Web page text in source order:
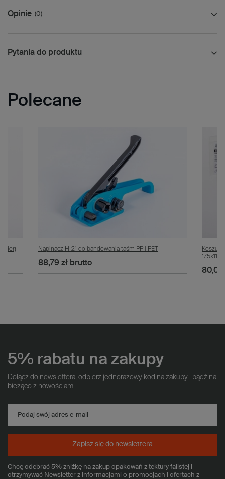
Opinie (0)
Pytania do produktu
Polecane
Napinacz H-21 do bandowania taśm PP i PET
88,79 złbrutto
80,00
5% rabatu na zakupy
Dołącz do newslettera, odbierz jednorazowy kod na zakupy i bądź na
bieżąco z nowościami
Podaj swój adres e-mail
Chcę odebrać 5% zniżkę na zakup opakowań z tektury falistej i
otrzymywać Newsletter z informacjami o promocjach i ofertach z
Zapisz się do newslettera